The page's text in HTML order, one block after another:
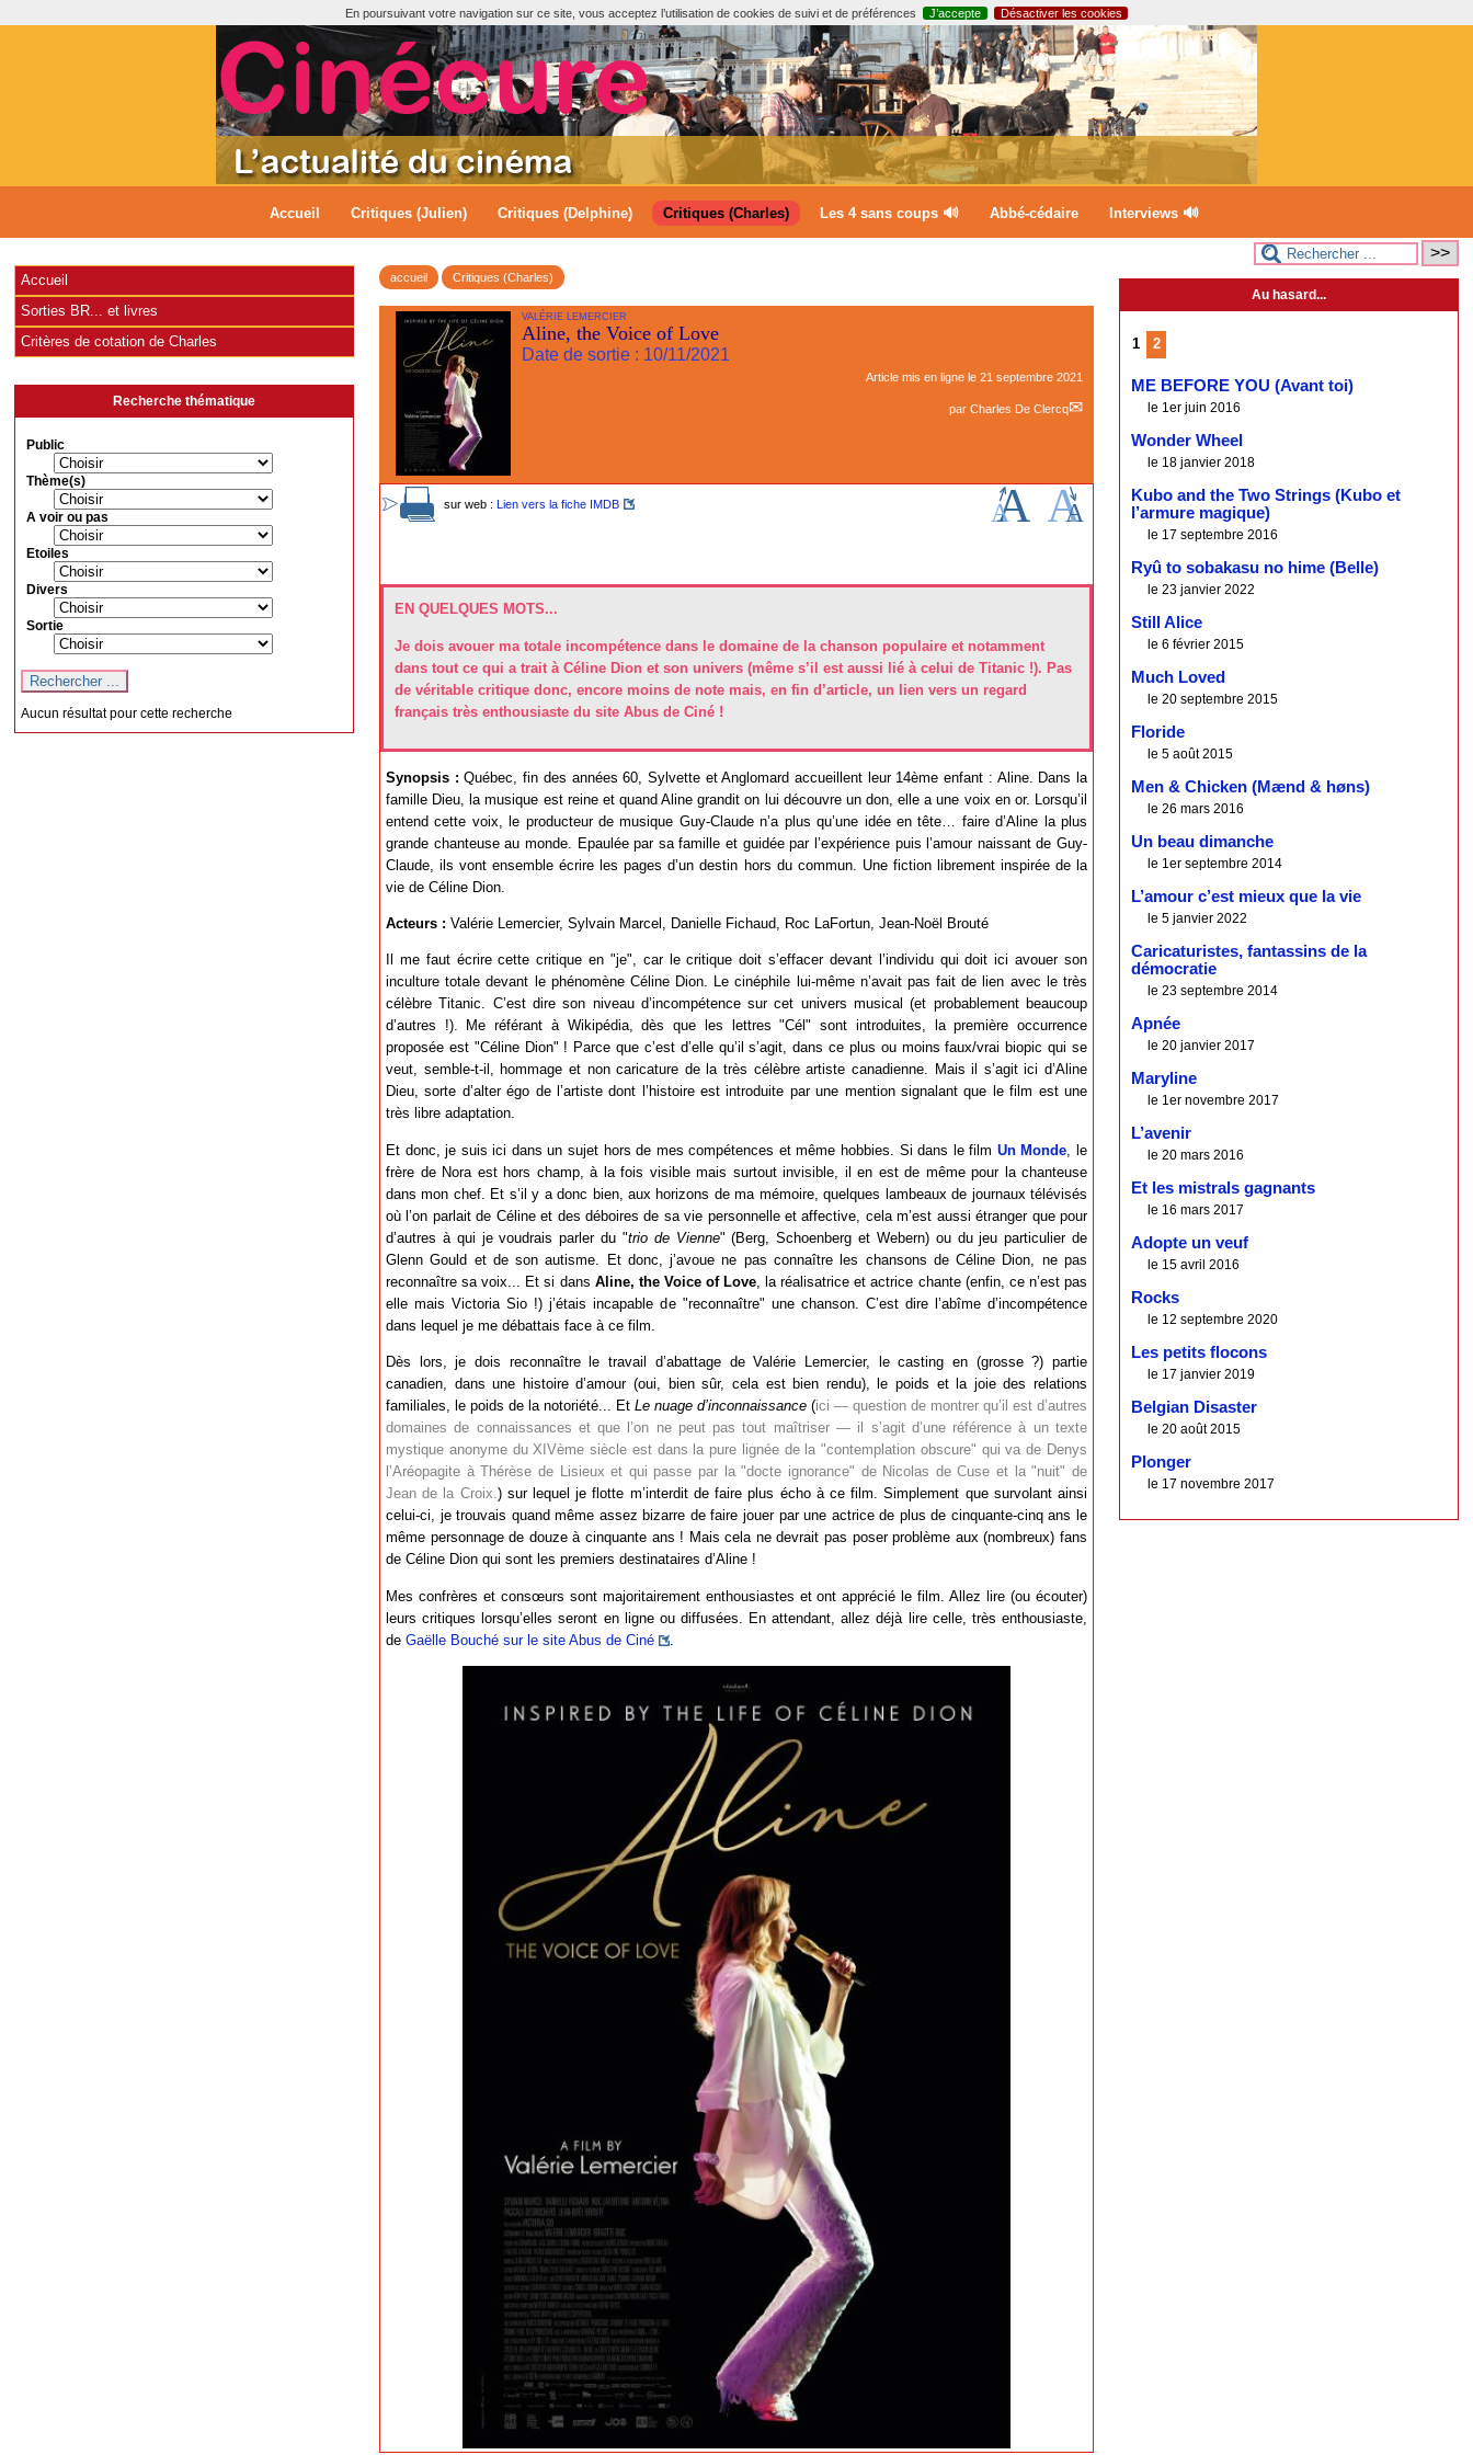
En poursuivant votre navigation sur ce site, vous acceptez l’utilisation de cookies de suivi et de préférences J’accepte Désactiver les cookies
Accueil Critiques (Julien) Critiques (Delphine) Critiques (Charles) Les 4 sans coups 🔊 Abbé-cédaire Interviews 🔊
accueil Critiques (Charles)
VALÉRIE LEMERCIER
Aline, the Voice of Love
Date de sortie : 10/11/2021
Article mis en ligne le 21 septembre 2021
par Charles De Clercq
EN QUELQUES MOTS...
Je dois avouer ma totale incompétence dans le domaine de la chanson populaire et notamment
dans tout ce qui a trait à Céline Dion et son univers (même s’il est aussi lié à celui de Titanic !). Pas
de véritable critique donc, encore moins de note mais, en fin d’article, un lien vers un regard
français très enthousiaste du site Abus de Ciné !
sur web : Lien vers la fiche IMDB
Synopsis : Québec, fin des années 60, Sylvette et Anglomard accueillent leur 14ème enfant : Aline. Dans la
famille Dieu, la musique est reine et quand Aline grandit on lui découvre un don, elle a une voix en or. Lorsqu’il
entend cette voix, le producteur de musique Guy-Claude n’a plus qu’une idée en tête… faire d’Aline la plus
grande chanteuse au monde. Epaulée par sa famille et guidée par l’expérience puis l’amour naissant de Guy-
Claude, ils vont ensemble écrire les pages d’un destin hors du commun. Une fiction librement inspirée de la
vie de Céline Dion.
Acteurs : Valérie Lemercier, Sylvain Marcel, Danielle Fichaud, Roc LaFortun, Jean-Noël Brouté
Il me faut écrire cette critique en "je", car le critique doit s’effacer devant l’individu qui doit ici avouer son
inculture totale devant le phénomène Céline Dion. Le cinéphile lui-même n’avait pas fait de lien avec le très
célèbre Titanic. C’est dire son niveau d’incompétence sur cet univers musical (et probablement beaucoup
d’autres !). Me référant à Wikipédia, dès que les lettres "Cél" sont introduites, la première occurrence
proposée est "Céline Dion" ! Parce que c’est d’elle qu’il s’agit, dans ce plus ou moins faux/vrai biopic qui se
veut, semble-t-il, hommage et non caricature de la très célèbre artiste canadienne. Mais il s’agit ici d’Aline
Dieu, sorte d’alter égo de l’artiste dont l’histoire est introduite par une mention signalant que le film est une
très libre adaptation.
Et donc, je suis ici dans un sujet hors de mes compétences et même hobbies. Si dans le film Un Monde , le
frère de Nora est hors champ, à la fois visible mais surtout invisible, il en est de même pour la chanteuse
dans mon chef. Et s’il y a donc bien, aux horizons de ma mémoire, quelques lambeaux de journaux télévisés
où l’on parlait de Céline et des déboires de sa vie personnelle et affective, cela m’est aussi étranger que pour
d’autres à qui je voudrais parler du "trio de Vienne" (Berg, Schoenberg et Webern) ou du jeu particulier de
Glenn Gould et de son autisme. Et donc, j’avoue ne pas connaître les chansons de Céline Dion, ne pas
reconnaître sa voix... Et si dans Aline, the Voice of Love , la réalisatrice et actrice chante (enfin, ce n’est pas
elle mais Victoria Sio !) j’étais incapable de "reconnaître" une chanson. C’est dire l’abîme d’incompétence
dans lequel je me débattais face à ce film.
Dès lors, je dois reconnaître le travail d’abattage de Valérie Lemercier, le casting en (grosse ?) partie
canadien, dans une histoire d’amour (oui, bien sûr, cela est bien rendu), le poids et la joie des relations
familiales, le poids de la notoriété... Et Le nuage d’inconnaissance (ici — question de montrer qu’il est d’autres
domaines de connaissances et que l’on ne peut pas tout maîtriser — il s’agit d’une référence à un texte
mystique anonyme du XIVème siècle est dans la pure lignée de la "contemplation obscure" qui va de Denys
l’Aréopagite à Thérèse de Lisieux et qui passe par la "docte ignorance" de Nicolas de Cuse et la "nuit" de
Jean de la Croix.) sur lequel je flotte m’interdit de faire plus écho à ce film. Simplement que survolant ainsi
celui-ci, je trouvais quand même assez bizarre de faire jouer par une actrice de plus de cinquante-cinq ans le
même personnage de douze à cinquante ans ! Mais cela ne devrait pas poser problème aux (nombreux) fans
de Céline Dion qui sont les premiers destinataires d’Aline !
Mes confrères et consœurs sont majoritairement enthousiastes et ont apprécié le film. Allez lire (ou écouter)
leurs critiques lorsqu’elles seront en ligne ou diffusées. En attendant, allez déjà lire celle, très enthousiaste,
de Gaëlle Bouché sur le site Abus de Ciné
Accueil
Sorties BR... et livres
Critères de cotation de Charles
Recherche thématique
Public
Thème(s)
A voir ou pas
Etoiles
Divers
Sortie
Aucun résultat pour cette recherche
Au hasard...
1 2
ME BEFORE YOU (Avant toi)
le 1er juin 2016
Wonder Wheel
le 18 janvier 2018
Kubo and the Two Strings (Kubo et
l’armure magique)
le 17 septembre 2016
Ryû to sobakasu no hime (Belle)
le 23 janvier 2022
Still Alice
le 6 février 2015
Much Loved
le 20 septembre 2015
Floride
le 5 août 2015
Men & Chicken (Mænd & høns)
le 26 mars 2016
Un beau dimanche
le 1er septembre 2014
L’amour c’est mieux que la vie
le 5 janvier 2022
Caricaturistes, fantassins de la
démocratie
le 23 septembre 2014
Apnée
le 20 janvier 2017
Maryline
le 1er novembre 2017
L’avenir
le 20 mars 2016
Et les mistrals gagnants
le 16 mars 2017
Adopte un veuf
le 15 avril 2016
Rocks
le 12 septembre 2020
Les petits flocons
le 17 janvier 2019
Belgian Disaster
le 20 août 2015
Plonger
le 17 novembre 2017